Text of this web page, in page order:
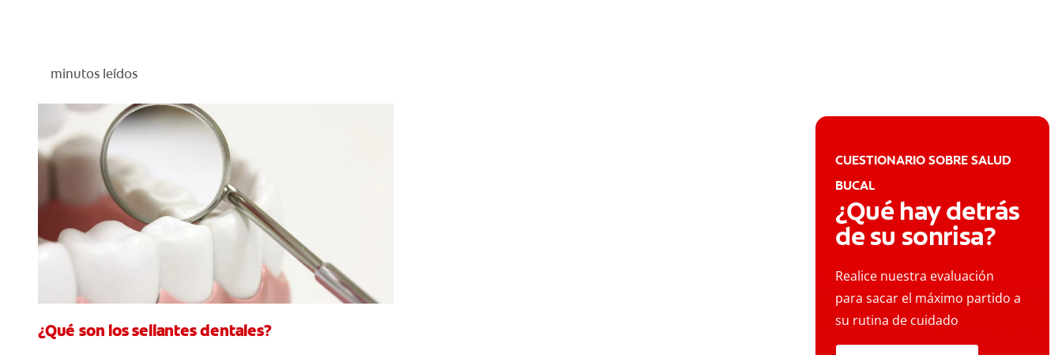
minutos leídos
¿Qué son los sellantes dentales?
CUESTIONARIO SOBRE SALUD
BUCAL
¿Qué hay detrás
de su sonrisa?
Realice nuestra evaluación
para sacar el máximo partido a
su rutina de cuidado